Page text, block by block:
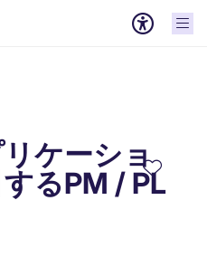
リケーショ
るPM / PL